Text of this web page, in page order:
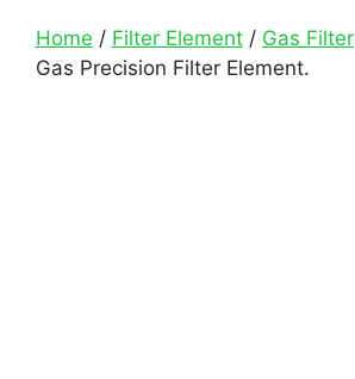
Home / Filter Element / Gas Filter
Gas Precision Filter Element.